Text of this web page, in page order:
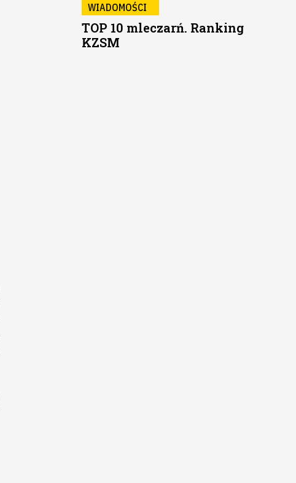
WIADOMOŚCI
TOP 10 mleczarń. Ranking
KZSM